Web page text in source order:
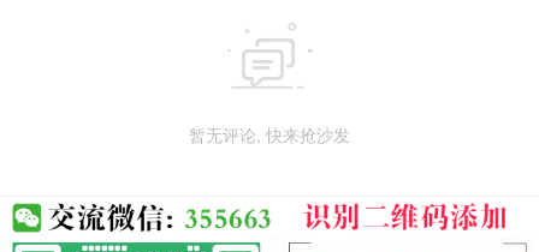

暂无评论, 快来抢沙发